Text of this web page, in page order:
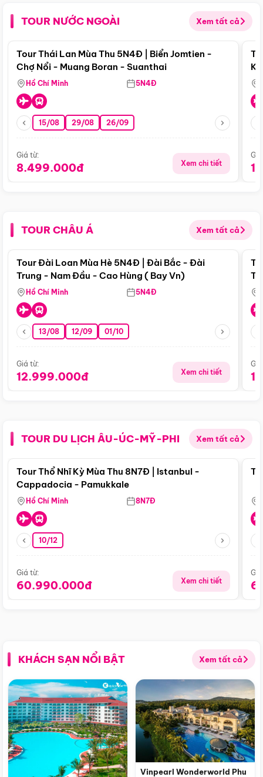
TOUR NƯỚC NGOÀI Xem tất cả
Điểm nổi bật
Tour Thái Lan Mùa Thu 5N4Đ | Biển Jomtien -
Chợ Nổi - Muang Boran - Suanthai
Hồ Chí Minh 5N4Đ
15/08 29/08 26/09
Giá từ:
8.499.000đ Xem chi tiết
TOUR CHÂU Á Xem tất cả
Điểm nổi bật
Tour Đài Loan Mùa Hè 5N4Đ | Đài Bắc - Đài
Trung - Nam Đầu - Cao Hùng ( Bay Vn)
Hồ Chí Minh 5N4Đ
13/08 12/09 01/10
Giá từ:
12.999.000đ Xem chi tiết
TOUR DU LỊCH ÂU-ÚC-MỸ-PHI Xem tất cả
Điểm nổi bật
Tour Thổ Nhĩ Kỳ Mùa Thu 8N7Đ | Istanbul -
Cappadocia - Pamukkale
Hồ Chí Minh 8N7Đ
10/12
Giá từ:
60.990.000đ Xem chi tiết
KHÁCH SẠN NỔI BẬT Xem tất cả
Vinpearl Wonderworld Phu